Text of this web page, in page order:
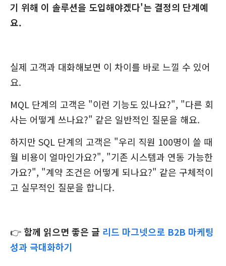
기 위해 이 솔루션을 도입해야겠다'는 결정의 단계예
요.
실제 고객과 대화해보면 이 차이를 바로 느낄 수 있어
요.
MQL 단계의 고객은 "이런 기능도 있나요?", "다른 회
사는 어떻게 쓰나요?" 같은 일반적인 질문을 해요.
하지만 SQL 단계의 고객은 "우리 직원 100명이 쓸 때
월 비용이 얼마인가요?", "기존 시스템과 연동 가능한
가요?", "계약 조건은 어떻게 되나요?" 같은 구체적이
고 실무적인 질문을 합니다.
👉함께 읽으면 좋은 글 리드 마그넷으로 B2B 마케팅
성과 극대화하기